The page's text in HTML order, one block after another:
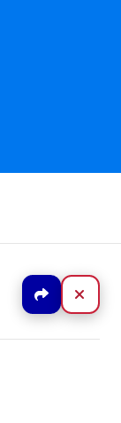
Jaa